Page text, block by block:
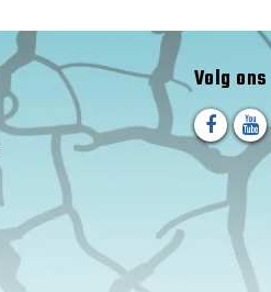
Volg ons